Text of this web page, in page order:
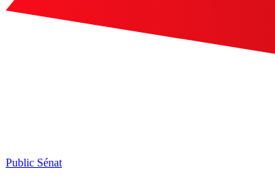
Public Sénat